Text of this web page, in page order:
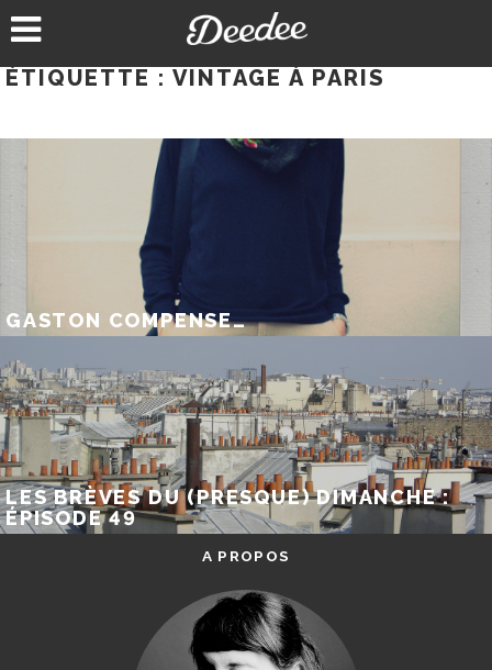
au
ÉTIQUETTE : VINTAGE À PARIS
GASTON COMPENSE…
LES BRÈVES DU (PRESQUE) DIMANCHE :
ÉPISODE 49
A PROPOS